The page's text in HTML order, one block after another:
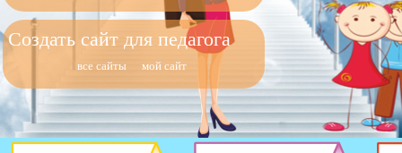
Создать сайт для педагога
все сайты мой сайт